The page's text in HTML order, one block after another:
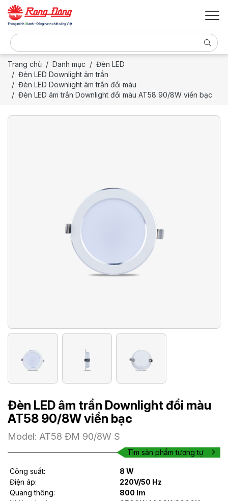
Trang chủ Danh mục
Đèn LED
Đèn LED Downlight âm trần
Đèn LED Downlight âm trần đổi màu
Đèn LED âm trần Downlight đổi màu AT58 90/8W viền bạc
Đèn LED âm trần Downlight đổi màu
AT58 90/8W viền bạc
Model: AT58 ĐM 90/8W S
Tìm sản phẩm tương tự
Công suất:
8 W
Điện áp:
220V/50 Hz
Quang thông:
800 lm